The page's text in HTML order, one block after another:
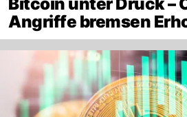
Angriffe bremsen